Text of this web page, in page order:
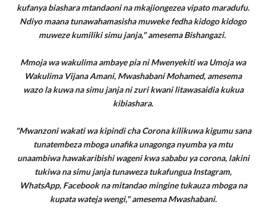
kufanya biashara mtandaoni na mkajiongezea vipato maradufu.
Ndiyo maana tunawahamasisha muweke fedha kidogo kidogo
muweze kumiliki simu janja," amesema Bishangazi.
Mmoja wa wakulima ambaye pia ni Mwenyekiti wa Umoja wa
Wakulima Vijana Amani, Mwashabani Mohamed, amesema
wazo la kuwa na simu janja ni zuri kwani litawasaidia kukua
kibiashara.
"Mwanzoni wakati wa kipindi cha Corona kilikuwa kigumu sana
tunatembeza mboga unafika unagonga nyumba ya mtu
unaambiwa hawakaribishi wageni kwa sababu ya corona, lakini
tukiwa na simu janja tunaweza tukafungua Instagram,
WhatsApp, Facebook na mitandao mingine tukauza mboga na
kupata wateja wengi," amesema Mwashabani.